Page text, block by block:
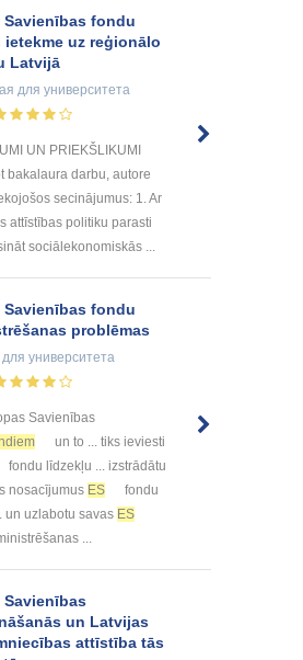
Savienības fondu
ietekme uz reģionālo
Latvijā
для университета
UN PRIEKŠLIKUMI
bakalaura darbu, autore
secinājumus: 1. Ar
attīstības politiku parasti
sociālekonomiskās ...
Savienības fondu
problēmas
для университета
Savienības
un to ... tiks ieviesti
fondu līdzekļu ... izstrādātu
nosacījumus ES
fondu
un uzlabotu savas ES
...
Savienības
un Latvijas
attīstība tās